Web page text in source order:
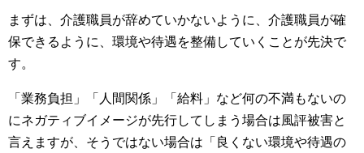
まずは、介護職員が辞めていかないように、介護職員が確
保できるように、環境や待遇を整備していくことが先決で
す。
「業務負担」「人間関係」「給料」など何の不満もないの
にネガティブイメージが先行してしまう場合は風評被害と
言えますが、そうではない場合は「良くない環境や待遇の